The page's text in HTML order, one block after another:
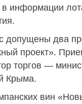
в информации
допущены два
проект».
торгов —
Крыма.
вин